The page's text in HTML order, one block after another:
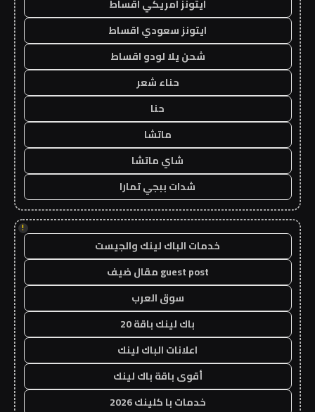
ايتونز امريكي اقساط
ايتونز سعودي اقساط
شحن يلا لودو اقساط
حناء شعر
حنا
ماتشا
شاي ماتشا
شدات ببجي تمارا
!
خدمات الباك لينك والجيست
guest post مقال ضيف
سوق العرب
باك لينك باقة 20
اعلانات الباك لينك
أقوى باقة باك لينك
خدمات با كلينك 2026